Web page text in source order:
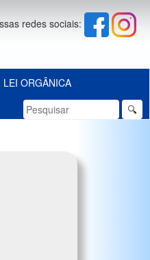
redes sociais:
LEI ORGÂNICA
🔍